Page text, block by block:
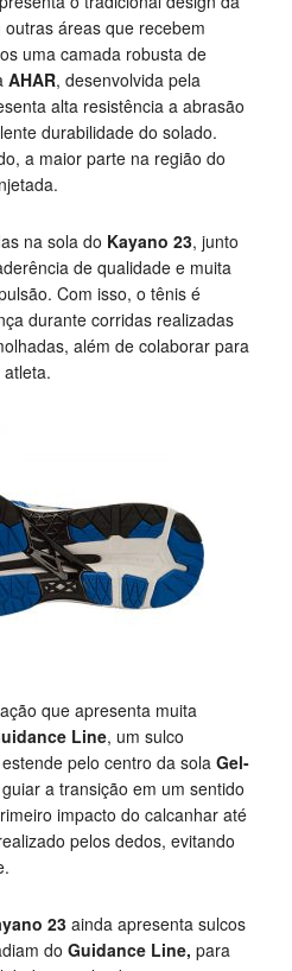
áreas que recebem
uma camada robusta de
AHAR, desenvolvida pela
alta resistência a abrasão
durabilidade do solado.
a maior parte na região do
na sola do Kayano 23, junto
de qualidade e muita
Com isso, o tênis é
durante corridas realizadas
além de colaborar para
que apresenta muita
Line, um sulco
pelo centro da sola Gel-
a transição em um sentido
impacto do calcanhar até
pelos dedos, evitando
23ainda apresenta sulcos
do Guidance Line, para